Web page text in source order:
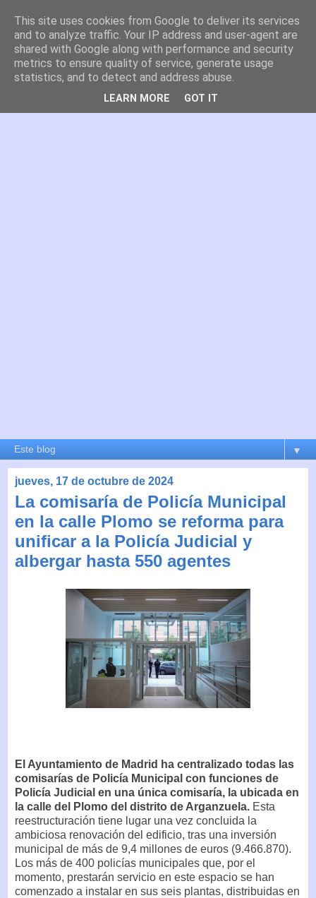
es por madrid
El blog de Madrid y su actualidad, proyectos, transporte,
movilidad, arquitectura, participación, medio ambiente,
educación, empleo, ...
▼
jueves, 17 de octubre de 2024
La comisaría de Policía Municipal
en la calle Plomo se reforma para
unificar a la Policía Judicial y
albergar hasta 550 agentes
El Ayuntamiento de Madrid ha centralizado todas las
comisarías de Policía Municipal con funciones de
Policía Judicial en una única comisaría, la ubicada en
la calle del Plomo del distrito de Arganzuela. Esta
reestructuración tiene lugar una vez concluida la
ambiciosa renovación del edificio, tras una inversión
municipal de más de 9,4 millones de euros (9.466.870).
Los más de 400 policías municipales que, por el
momento, prestarán servicio en este espacio se han
comenzado a instalar en sus seis plantas, distribuidas en
This site uses cookies from Google to deliver its services
and to analyze traffic. Your IP address and user-agent are
shared with Google along with performance and security
metrics to ensure quality of service, generate usage
statistics, and to detect and address abuse.
LEARN MORE GOT IT